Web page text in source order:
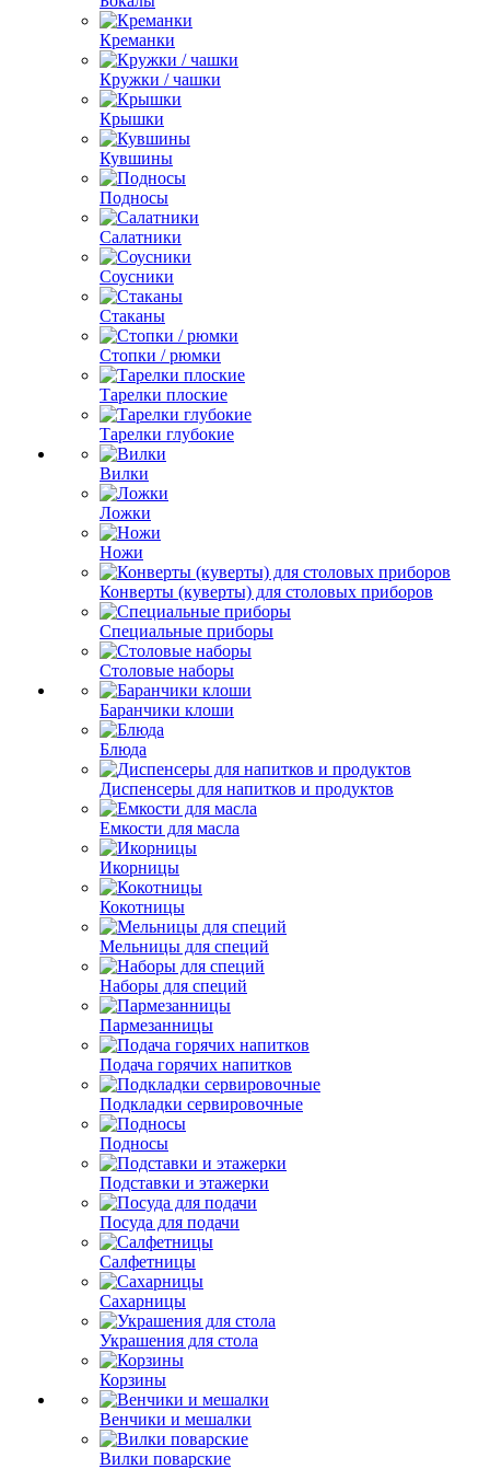
Креманки
Кружки / чашки
Крышки
Кувшины
Подносы
Салатники
Соусники
Стаканы
Стопки / рюмки
Тарелки плоские
Тарелки глубокие
Вилки
Ложки
Ножи
Конверты (куверты) для столовых приборов
Специальные приборы
Столовые наборы
Баранчики клоши
Блюда
Диспенсеры для напитков и продуктов
Емкости для масла
Икорницы
Кокотницы
Мельницы для специй
Наборы для специй
Пармезанницы
Подача горячих напитков
Подкладки сервировочные
Подносы
Подставки и этажерки
Посуда для подачи
Салфетницы
Сахарницы
Украшения для стола
Корзины
Венчики и мешалки
Вилки поварские